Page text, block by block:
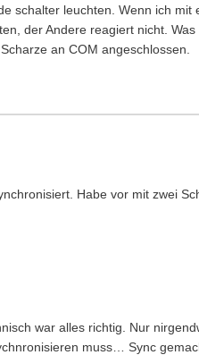
schalter leuchten. Wenn ich mit
der Andere reagiert nicht.
an COM angeschlossen.
Habe vor mit zwei
war alles richtig. Nur
muss… Sync